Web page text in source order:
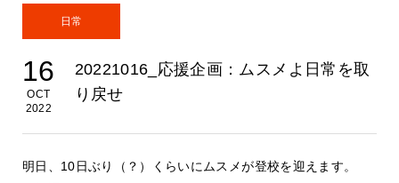
日常
16
OCT
2022
20221016_応援企画：ムスメよ日常を取
り戻せ
明日、10日ぶり（？）くらいにムスメが登校を迎えます。